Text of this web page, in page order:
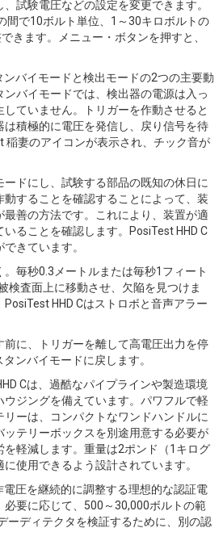
試験電圧などの設定を変更できます。
間で10ボルト単位、1～30キロボルトの
きます。メニュー・ボタンを押すと、
ンバイモードと検出モードの2つの主要動
バイモードでは、検出器の電源は入っ
ていません。トリガーを作動させると
積極的に電圧を発信し、戻り信号を待
稲妻のアイコンが表示され、チック音が
ドにし、試験する部品の既知の休日に
することを確認することによって、装
善の方法です。これにより、装置が適
ることを確認します。PosiTest HHD C
きています。
毎秒0.3メートルまたは毎秒1フィート
検査面上に移動させ、欠陥を見つけま
HHD Cはストロボと音声アラー
に、トリガーを離して高電圧出力を停
ンバイモードに戻します。
Cは、過酷なパイプラインや製造環境
ウジングを備えています。パワフルで軽
ーは、コンパクトなワンドハンドルに
テリーボックスを別途用意する必要が
を軽減します。重量は2ポンド（1キログ
使用できるよう設計されています。
電圧を継続的に調整する理想的な認証電
必要に応じて、500～30,000ボルトの範
ーディテクタを検証するために、別の認